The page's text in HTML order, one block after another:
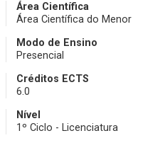
Área Científica
Área Científica do Menor
Modo de Ensino
Presencial
Créditos ECTS
6.0
Nível
1º Ciclo - Licenciatura